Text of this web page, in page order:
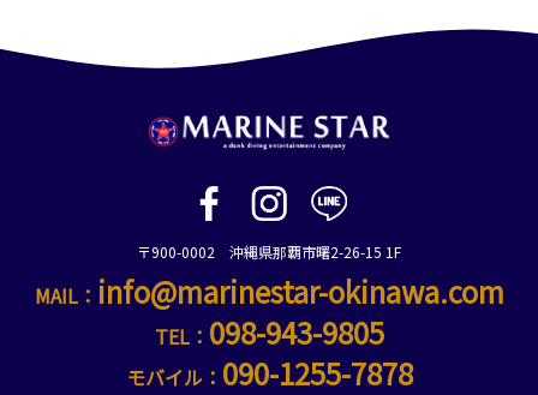
〒900-0002 沖縄県那覇市曙2-26-15 1F
MAIL： info@marinestar-okinawa.com
TEL： 098-943-9805
モバイル： 090-1255-7878